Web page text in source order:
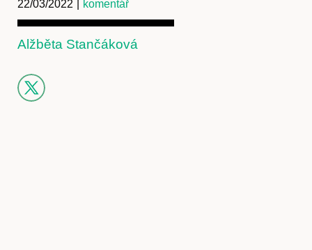
22/03/2022 komentář
Alžběta Stančáková